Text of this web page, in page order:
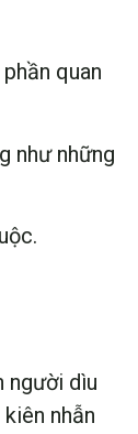
quan
như những
người dìu
nhẫn